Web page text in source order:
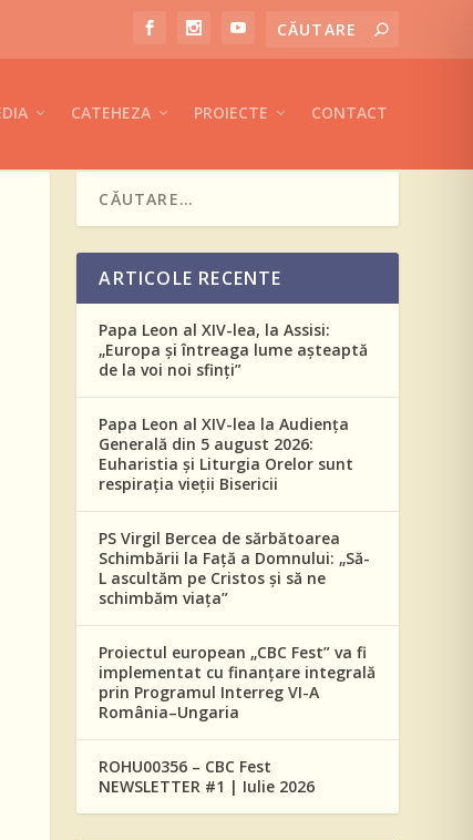
CATEHEZA PROIECTE CONTACT
ARTICOLE RECENTE
Papa Leon al XIV-lea, la Assisi:
„Europa și întreaga lume așteaptă
de la voi noi sfinți”
Papa Leon al XIV-lea la Audiența
Generală din 5 august 2026:
Euharistia și Liturgia Orelor sunt
respirația vieții Bisericii
PS Virgil Bercea de sărbătoarea
Schimbării la Față a Domnului: „Să-
L ascultăm pe Cristos și să ne
schimbăm viața”
Proiectul european „CBC Fest” va fi
implementat cu finanțare integrală
prin Programul Interreg VI-A
România–Ungaria
ROHU00356 – CBC Fest
NEWSLETTER #1 | Iulie 2026